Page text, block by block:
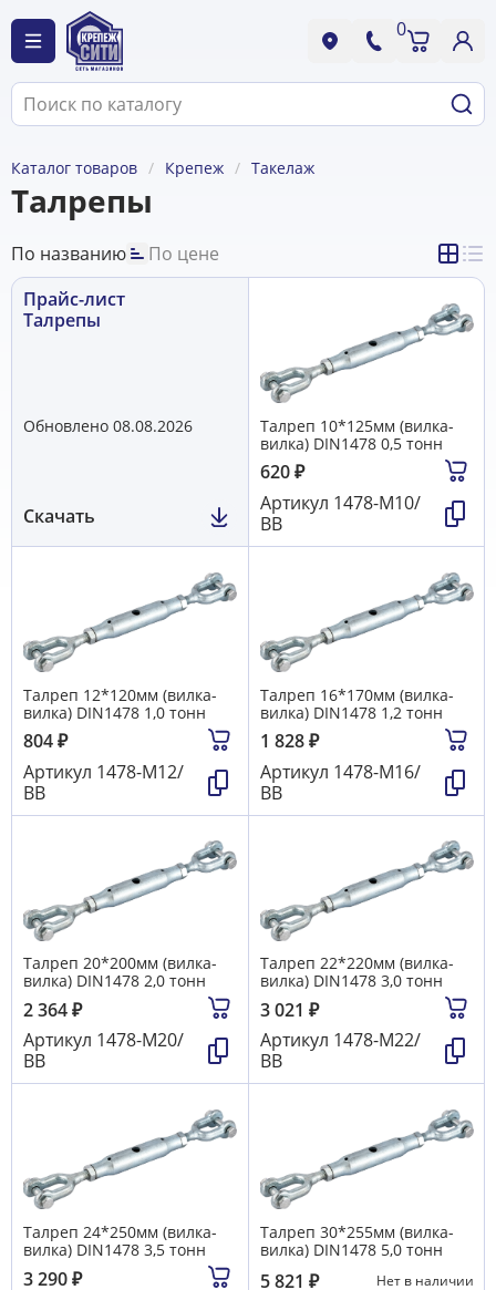
0
Каталог товаров Крепеж Такелаж
Талрепы
По названию
По цене
Прайс-лист
Талрепы
Обновлено 08.08.2026
Скачать
Талреп 10*125мм (вилка-
вилка) DIN1478 0,5 тонн
620₽
Артикул 1478-М10/
ВВ
Талреп 12*120мм (вилка-
вилка) DIN1478 1,0 тонн
804₽
Артикул 1478-М12/
ВВ
Талреп 16*170мм (вилка-
вилка) DIN1478 1,2 тонн
1 828₽
Артикул 1478-М16/
ВВ
Талреп 20*200мм (вилка-
вилка) DIN1478 2,0 тонн
2 364₽
Артикул 1478-М20/
ВВ
Талреп 22*220мм (вилка-
вилка) DIN1478 3,0 тонн
3 021 ₽
Артикул 1478-М22/
ВВ
Талреп 24*250мм (вилка-
вилка) DIN1478 3,5 тонн
3 290₽
Талреп 30*255мм (вилка-
вилка) DIN1478 5,0 тонн
5 821 ₽ Нет в наличии